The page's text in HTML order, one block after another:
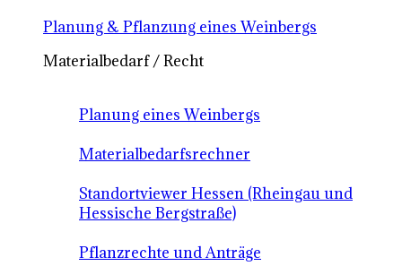
Planung & Pflanzung eines Weinbergs
Materialbedarf / Recht
Planung eines Weinbergs
Materialbedarfsrechner
Standortviewer Hessen (Rheingau und
Hessische Bergstraße)
Pflanzrechte und Anträge